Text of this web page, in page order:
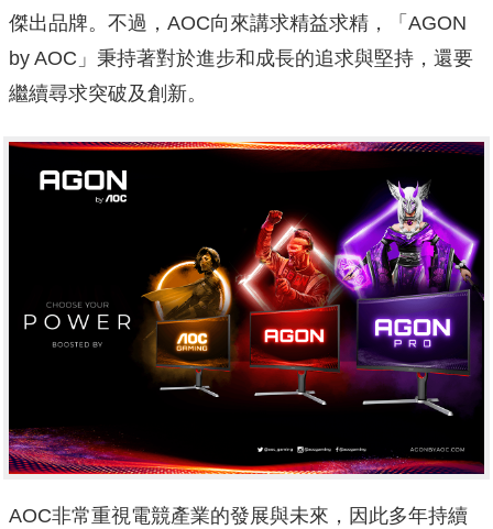
傑出品牌。不過，AOC向來講求精益求精，「AGON
by AOC」秉持著對於進步和成長的追求與堅持，還要
繼續尋求突破及創新。
AOC非常重視電競產業的發展與未來，因此多年持續